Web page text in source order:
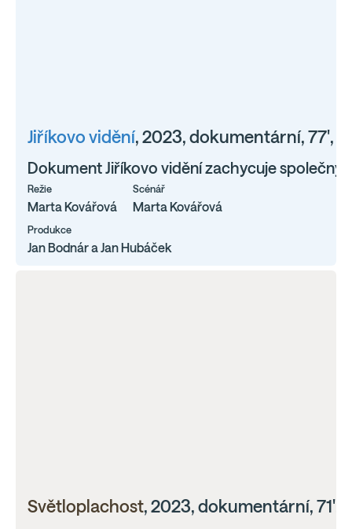
Jiříkovo vidění, 2023, dokumentární, 77',
Dokument Jiříkovo vidění zachycuje společný
Režie
Marta Kovářová
Scénář
Marta Kovářová
Produkce
Jan Bodnár a Jan Hubáček
Světloplachost, 2023, dokumentární, 71',